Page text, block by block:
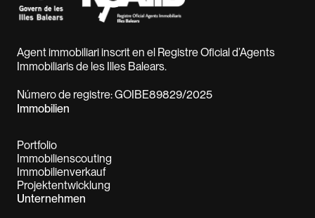
Agent immobiliari inscrit en el Registre Oficial d’Agents
Immobiliaris de les Illes Balears.
Número de registre: GOIBE89829/2025
Immobilien
Portfolio
Immobilienscouting
Immobilienverkauf
Projektentwicklung
Unternehmen